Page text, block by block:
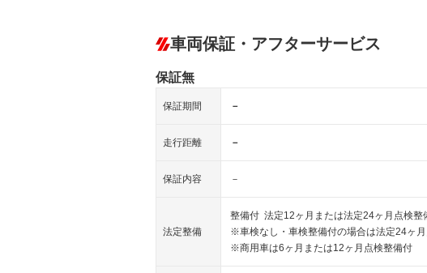
車両保証・アフターサービス
保証無
保証期間 －
走行距離 －
保証内容 －
法定整備
整備付 法定12ヶ月または法定24ヶ月点検整
※車検なし・車検整備付の場合は法定24ヶ
※商用車は6ヶ月または12ヶ月点検整備付